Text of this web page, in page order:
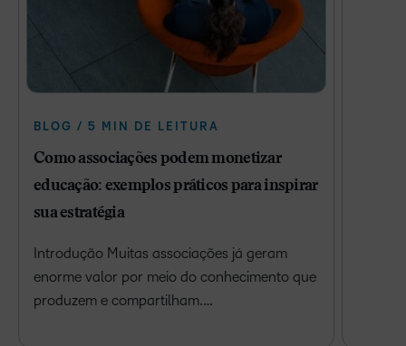
BLOG / 5 MIN DE LEITURA
Como associações podem monetizar
educação: exemplos práticos para inspirar
sua estratégia
Introdução Muitas associações já geram
enorme valor por meio do conhecimento que
produzem e compartilham.…